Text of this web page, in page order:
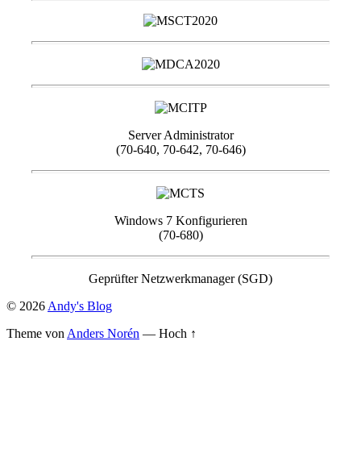
Server Administrator
(70-640, 70-642, 70-646)
Windows 7 Konfigurieren
(70-680)
Geprüfter Netzwerkmanager (SGD)
© 2026 Andy's Blog
Theme von Anders Norén — Hoch ↑